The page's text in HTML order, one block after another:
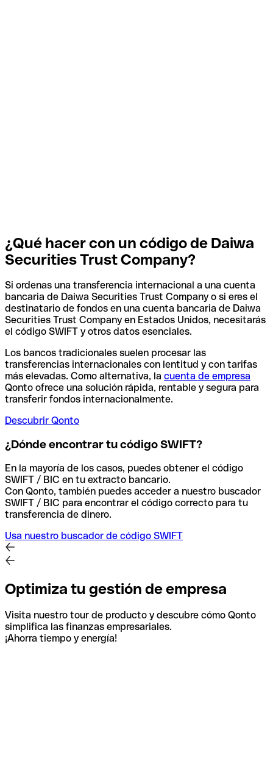
¿Qué hacer con un código de Daiwa
Securities Trust Company?
Si ordenas una transferencia internacional a una cuenta
bancaria de Daiwa Securities Trust Company o si eres el
destinatario de fondos en una cuenta bancaria de Daiwa
Securities Trust Company en Estados Unidos, necesitarás
el código SWIFT y otros datos esenciales.
Los bancos tradicionales suelen procesar las
transferencias internacionales con lentitud y con tarifas
más elevadas. Como alternativa, la cuenta de empresa
Qonto ofrece una solución rápida, rentable y segura para
transferir fondos internacionalmente.
Descubrir Qonto
¿Dónde encontrar tu código SWIFT?
En la mayoría de los casos, puedes obtener el código
SWIFT / BIC en tu extracto bancario.
Con Qonto, también puedes acceder a nuestro buscador
SWIFT / BIC para encontrar el código correcto para tu
transferencia de dinero.
Usa nuestro buscador de código SWIFT
Optimiza tu gestión de empresa
Visita nuestro tour de producto y descubre cómo Qonto
simplifica las finanzas empresariales.
¡Ahorra tiempo y energía!